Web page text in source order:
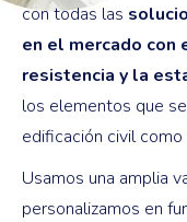
con todas las
en el mercado
resistencia y la
los elementos que
edificación civil como
Usamos una amplia
personalizamos en